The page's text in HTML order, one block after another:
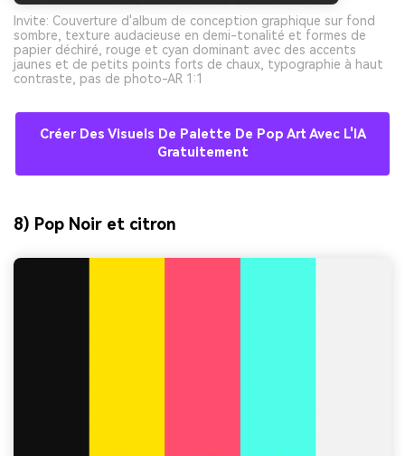
Invite: Couverture d'album de conception graphique sur fond
sombre, texture audacieuse en demi-tonalité et formes de
papier déchiré, rouge et cyan dominant avec des accents
jaunes et de petits points forts de chaux, typographie à haut
contraste, pas de photo-AR 1:1
Créer Des Visuels De Palette De Pop Art Avec L'IA
Gratuitement
8) Pop Noir et citron